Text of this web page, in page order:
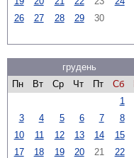
26
27 28 29 30
грудень
Пн
Вт Ср Чт Пт Сб
1
3
4 5 6 7 8
10
11 12 13 14 15
17
18 19 20 21 22